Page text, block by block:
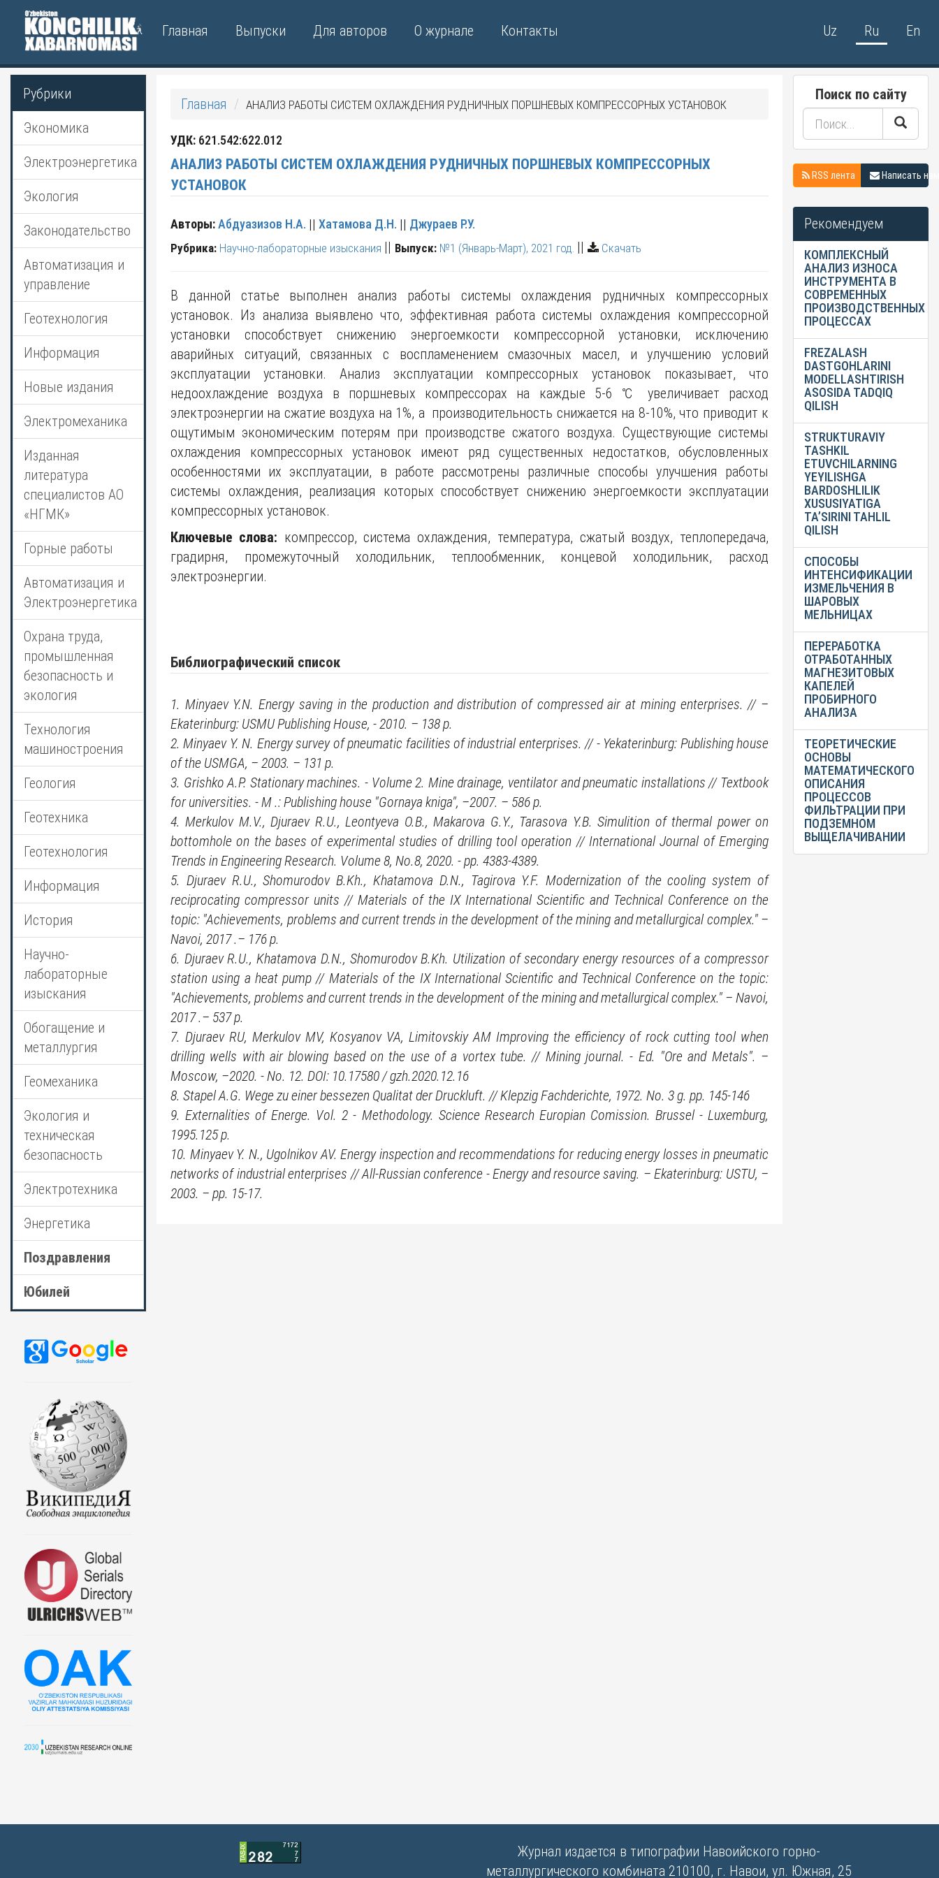
Главная Выпуски Для авторов О журнале Контакты Uz Ru En
Рубрики
Экономика
Электроэнергетика
Экология
Законодательство
Автоматизация и
управление
Геотехнология
Информация
Новые издания
Электромеханика
Изданная
литература
специалистов АО
«НГМК»
Горные работы
Автоматизация и
Электроэнергетика
Охрана труда,
промышленная
безопасность и
экология
Технология
машиностроения
Геология
Геотехника
Геотехнология
Информация
История
Научно-
лабораторные
изыскания
Обогащение и
металлургия
Геомеханика
Экология и
техническая
безопасность
Электротехника
Энергетика
Поздравления
Юбилей
Главная АНАЛИЗ РАБОТЫ СИСТЕМ ОХЛАЖДЕНИЯ РУДНИЧНЫХ ПОРШНЕВЫХ КОМПРЕССОРНЫХ УСТАНОВОК
УДК: 621.542:622.012
АНАЛИЗ РАБОТЫ СИСТЕМ ОХЛАЖДЕНИЯ РУДНИЧНЫХ ПОРШНЕВЫХ КОМПРЕССОРНЫХ
УСТАНОВОК
Авторы:Абдуазизов Н.А. || Хатамова Д.Н. || Джураев Р.У.
Рубрика: Научно-лабораторные изыскания || Выпуск: №1 (Январь-Март), 2021 год. || Скачать
В данной статье выполнен анализ работы системы охлаждения рудничных компрессорных
установок. Из анализа выявлено что, эффективная работа системы охлаждения компрессорной
установки способствует снижению энергоемкости компрессорной установки, исключению
аварийных ситуаций, связанных с воспламенением смазочных масел, и улучшению условий
эксплуатации установки. Анализ эксплуатации компрессорных установок показывает, что
недоохлаждение воздуха в поршневых компрессорах на каждые 5-6 ℃ увеличивает расход
электроэнергии на сжатие воздуха на 1%, а производительность снижается на 8-10%, что приводит к
ощутимым экономическим потерям при производстве сжатого воздуха. Существующие системы
охлаждения компрессорных установок имеют ряд существенных недостатков, обусловленных
особенностями их эксплуатации, в работе рассмотрены различные способы улучшения работы
системы охлаждения, реализация которых способствует снижению энергоемкости эксплуатации
компрессорных установок.
Ключевые слова: компрессор, система охлаждения, температура, сжатый воздух, теплопередача,
градирня, промежуточный холодильник, теплообменник, концевой холодильник, расход
электроэнергии.
Библиографический список
1. Minyaev Y.N. Energy saving in the production and distribution of compressed air at mining enterprises. // –
Ekaterinburg: USMU Publishing House, - 2010. – 138 p.
2. Minyaev Y. N. Energy survey of pneumatic facilities of industrial enterprises. // - Yekaterinburg: Publishing house
of the USMGA, – 2003. – 131 p.
3. Grishko A.P. Stationary machines. - Volume 2. Mine drainage, ventilator and pneumatic installations // Textbook
for universities. - M .: Publishing house "Gornaya kniga", –2007. – 586 p.
4. Merkulov M.V., Djuraev R.U., Leontyeva O.B., Makarova G.Y., Tarasova Y.B. Simulition of thermal power on
bottomhole on the bases of experimental studies of drilling tool operation // International Journal of Emerging
Trends in Engineering Research. Volume 8, No.8, 2020. - pp. 4383-4389.
5. Djuraev R.U., Shomurodov B.Kh., Khatamova D.N., Tagirova Y.F. Modernization of the cooling system of
reciprocating compressor units // Materials of the IX International Scientific and Technical Conference on the
topic: "Achievements, problems and current trends in the development of the mining and metallurgical complex." –
Navoi, 2017 .– 176 p.
6. Djuraev R.U., Khatamova D.N., Shomurodov B.Kh. Utilization of secondary energy resources of a compressor
station using a heat pump // Materials of the IX International Scientific and Technical Conference on the topic:
"Achievements, problems and current trends in the development of the mining and metallurgical complex." – Navoi,
2017 .– 537 p.
7. Djuraev RU, Merkulov MV, Kosyanov VA, Limitovskiy AM Improving the efficiency of rock cutting tool when
drilling wells with air blowing based on the use of a vortex tube. // Mining journal. - Ed. "Ore and Metals". –
Moscow, –2020. - No. 12. DOI: 10.17580 / gzh.2020.12.16
8. Stapel A.G. Wege zu einer bessezen Qualitat der Druckluft. // Klepzig Fachderichte, 1972. No. 3 g. pp. 145-146
9. Externalities of Energe. Vol. 2 - Methodology. Science Research Europian Comission. Brussel - Luxemburg,
1995.125 p.
10. Minyaev Y. N., Ugolnikov AV. Energy inspection and recommendations for reducing energy losses in pneumatic
networks of industrial enterprises // All-Russian conference - Energy and resource saving. – Ekaterinburg: USTU, –
2003. – pp. 15-17.
Поиск по сайту
RSS лента Написать нам
Рекомендуем
КОМПЛЕКСНЫЙ
АНАЛИЗ ИЗНОСА
ИНСТРУМЕНТА В
СОВРЕМЕННЫХ
ПРОИЗВОДСТВЕННЫХ
ПРОЦЕССАХ
FREZALASH
DASTGOHLARINI
MODELLASHTIRISH
ASOSIDA TADQIQ
QILISH
STRUKTURAVIY
TASHKIL
ETUVCHILARNING
YEYILISHGA
BARDOSHLILIK
XUSUSIYATIGA
TA’SIRINI TAHLIL
QILISH
СПОСОБЫ
ИНТЕНСИФИКАЦИИ
ИЗМЕЛЬЧЕНИЯ В
ШАРОВЫХ
МЕЛЬНИЦАХ
ПЕРЕРАБОТКА
ОТРАБОТАННЫХ
МАГНЕЗИТОВЫХ
КАПЕЛЕЙ
ПРОБИРНОГО
АНАЛИЗА
ТЕОРЕТИЧЕСКИЕ
ОСНОВЫ
МАТЕМАТИЧЕСКОГО
ОПИСАНИЯ
ПРОЦЕССОВ
ФИЛЬТРАЦИИ ПРИ
ПОДЗЕМНОМ
ВЫЩЕЛАЧИВАНИИ
Журнал издается в типографии Навоийского горно-
металлургического комбината 210100, г. Навои, ул. Южная, 25